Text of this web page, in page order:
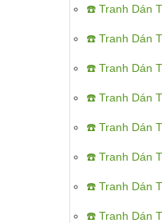
☎️ Tranh Dán
☎️ Tranh Dán
☎️ Tranh Dán
☎️ Tranh Dán
☎️ Tranh Dán
☎️ Tranh Dán
☎️ Tranh Dán
☎️ Tranh Dán